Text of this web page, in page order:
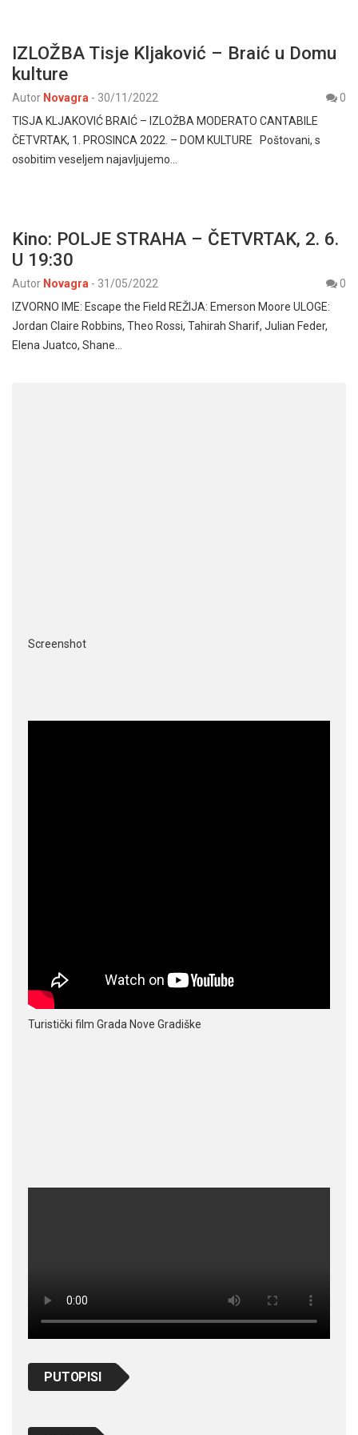
IZLOŽBA Tisje Kljaković – Braić u Domu
kulture
Autor Novagra - 30/11/2022
0
TISJA KLJAKOVIĆ BRAIĆ – IZLOŽBA MODERATO CANTABILE
ČETVRTAK, 1. PROSINCA 2022. – DOM KULTURE Poštovani, s
osobitim veseljem najavljujemo…
Kino: POLJE STRAHA – ČETVRTAK, 2. 6.
U 19:30
Autor Novagra - 31/05/2022
0
IZVORNO IME: Escape the Field REŽIJA: Emerson Moore ULOGE:
Jordan Claire Robbins, Theo Rossi, Tahirah Sharif, Julian Feder,
Elena Juatco, Shane…
Screenshot
Turistički film Grada Nove Gradiške
PUTOPISI